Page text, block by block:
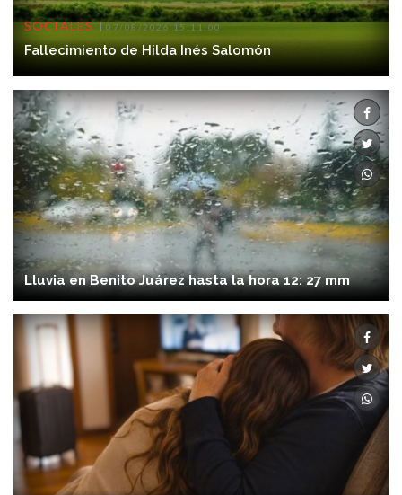
SOCIALES 07/08/2026 15:11:00
Fallecimiento de Hilda Inés Salomón
Lluvia en Benito Juárez hasta la hora 12: 27 mm